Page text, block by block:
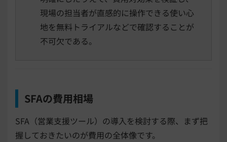
現場の担当者が直感的に操作できる使い心
地を無料トライアルなどで確認することが
不可欠である。
SFAの費用相場
SFA（営業支援ツール）の導入を検討する際、まず把
握しておきたいのが費用の全体像です。